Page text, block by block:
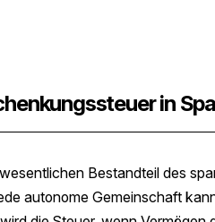
in
Bestandteil des
autonome Gemeinschaft